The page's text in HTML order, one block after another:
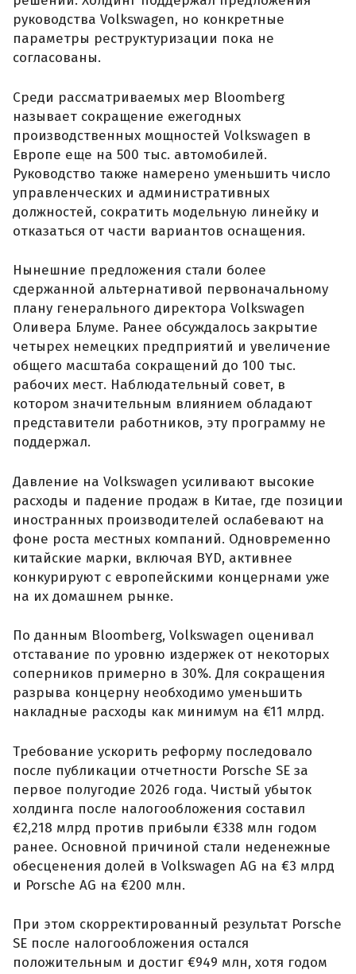
руководства Volkswagen, но конкретные
параметры реструктуризации пока не
согласованы.
Среди рассматриваемых мер Bloomberg
называет сокращение ежегодных
производственных мощностей Volkswagen в
Европе еще на 500 тыс. автомобилей.
Руководство также намерено уменьшить число
управленческих и административных
должностей, сократить модельную линейку и
отказаться от части вариантов оснащения.
Нынешние предложения стали более
сдержанной альтернативой первоначальному
плану генерального директора Volkswagen
Оливера Блуме. Ранее обсуждалось закрытие
четырех немецких предприятий и увеличение
общего масштаба сокращений до 100 тыс.
рабочих мест. Наблюдательный совет, в
котором значительным влиянием обладают
представители работников, эту программу не
поддержал.
Давление на Volkswagen усиливают высокие
расходы и падение продаж в Китае, где позиции
иностранных производителей ослабевают на
фоне роста местных компаний. Одновременно
китайские марки, включая BYD, активнее
конкурируют с европейскими концернами уже
на их домашнем рынке.
По данным Bloomberg, Volkswagen оценивал
отставание по уровню издержек от некоторых
соперников примерно в 30%. Для сокращения
разрыва концерну необходимо уменьшить
накладные расходы как минимум на €11 млрд.
Требование ускорить реформу последовало
после публикации отчетности Porsche SE за
первое полугодие 2026 года. Чистый убыток
холдинга после налогообложения составил
€2,218 млрд против прибыли €338 млн годом
ранее. Основной причиной стали неденежные
обесценения долей в Volkswagen AG на €3 млрд
и Porsche AG на €200 млн.
При этом скорректированный результат Porsche
SE после налогообложения остался
положительным и достиг €949 млн, хотя годом